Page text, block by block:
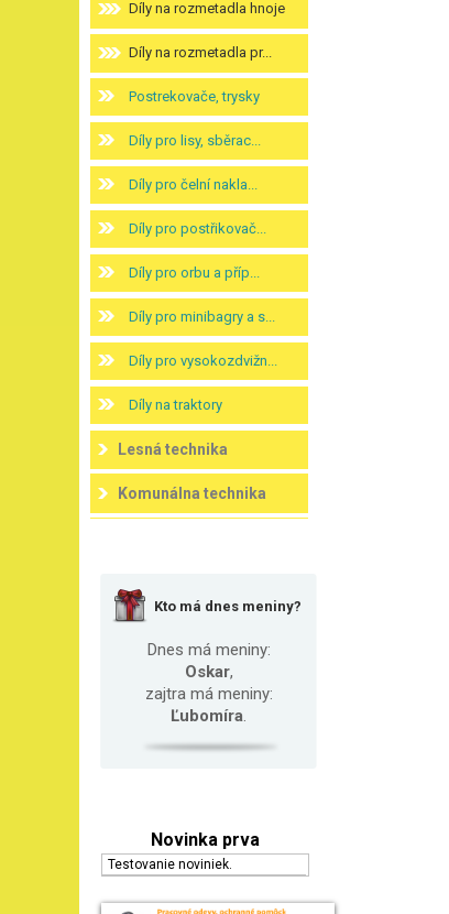
Díly na rozmetadla hnoje
Díly na rozmetadla pr...
Postrekovače, trysky
Díly pro lisy, sběrac...
Díly pro čelní nakla...
Díly pro postřikovač...
Díly pro orbu a příp...
Díly pro minibagry a s...
Díly pro vysokozdvižn...
Díly na traktory
Lesná technika
Komunálna technika
Kto má dnes meniny?
Dnes má meniny:
Oskar,
zajtra má meniny:
Ľubomíra.
Novinka prva
Testovanie noviniek.